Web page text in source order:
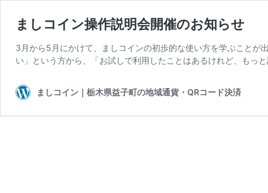
ましコイン操作説明会開催のお知らせ
3月から5月にかけて、ましコインの初歩的な使い方を学ぶことが
い」という方から、「お試しで利用したことはあるけれど、もっ
ましコイン｜栃木県益子町の地域通貨・QRコード決済